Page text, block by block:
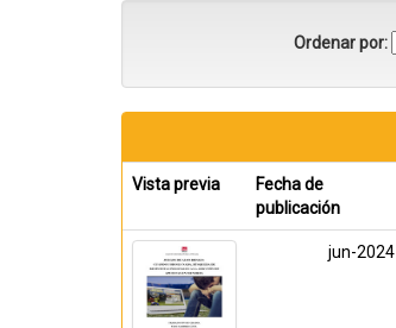
Ordenar por:
Vista previa
Fecha de
publicación
jun-2024